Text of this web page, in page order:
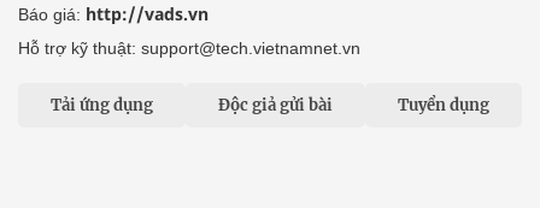
Báo giá: http://vads.vn
Hỗ trợ kỹ thuật: support@tech.vietnamnet.vn
Tải ứng dụng Độc giả gửi bài Tuyển dụng